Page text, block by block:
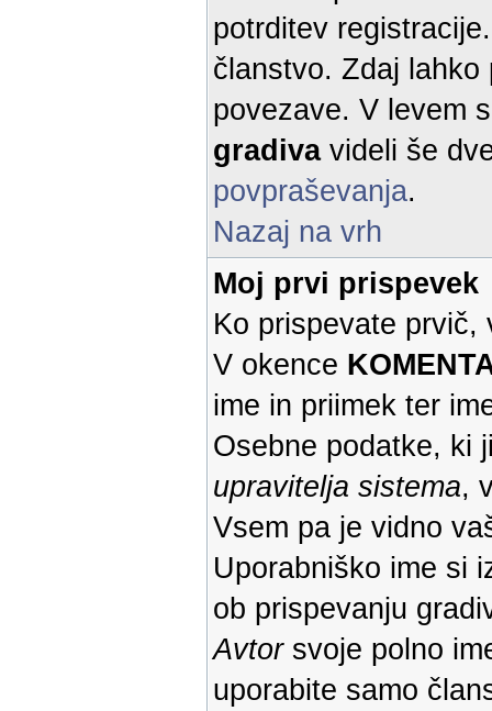
potrditev
članstvo. Zdaj lahko
povezave. V levem
gradivavideli še
povpraševanja.
Nazaj na vrh
Moj prvi prispevek
Ko prispevate prvič,
V okence
ime in priimek ter
Osebne podatke, ki
upravitelja sistema,
Vsem pa je vidno
Uporabniško ime si
ob prispevanju
Avtorsvoje polno
uporabite samo